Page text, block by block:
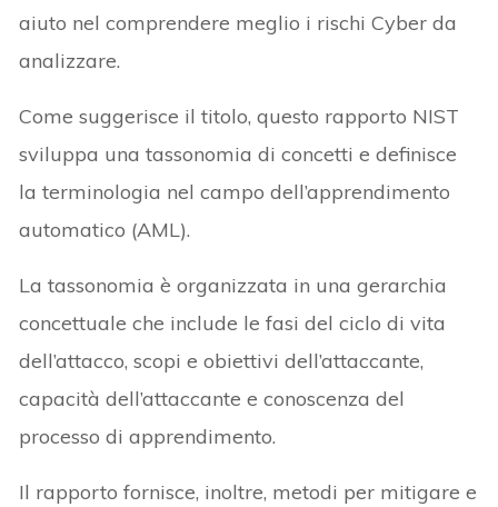
aiuto nel comprendere meglio i rischi Cyber da
analizzare.
Come suggerisce il titolo, questo rapporto NIST
sviluppa una tassonomia di concetti e definisce
la terminologia nel campo dell’apprendimento
automatico (AML).
La tassonomia è organizzata in una gerarchia
concettuale che include le fasi del ciclo di vita
dell’attacco, scopi e obiettivi dell’attaccante,
capacità dell’attaccante e conoscenza del
processo di apprendimento.
Il rapporto fornisce, inoltre, metodi per mitigare e